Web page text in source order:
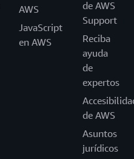
AWS
JavaScript
en AWS
de AWS
Support
Reciba
ayuda
de
expertos
de AWS
Asuntos
jurídicos